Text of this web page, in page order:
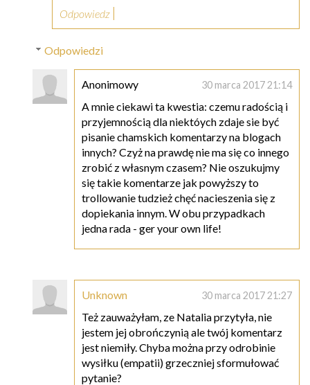
Odpowiedz
Odpowiedzi
Anonimowy 30 marca 2017 21:14
A mnie ciekawi ta kwestia: czemu radością i
przyjemnością dla niektóych zdaje sie być
pisanie chamskich komentarzy na blogach
innych? Czyż na prawdę nie ma się co innego
zrobić z własnym czasem? Nie oszukujmy
się takie komentarze jak powyższy to
trollowanie tudzież chęć nacieszenia się z
dopiekania innym. W obu przypadkach
jedna rada - ger your own life!
Unknown 30 marca 2017 21:27
Też zauważyłam, ze Natalia przytyła, nie
jestem jej obrończynią ale twój komentarz
jest niemiły. Chyba można przy odrobinie
wysiłku (empatii) grzeczniej sformułować
pytanie?